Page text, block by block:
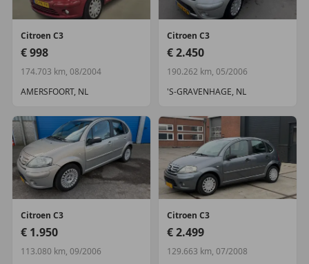
Citroen C3
€ 998
174.703 km, 08/2004
AMERSFOORT, NL
Citroen C3
€ 2.450
190.262 km, 05/2006
'S-GRAVENHAGE, NL
Citroen C3
€ 1.950
113.080 km, 09/2006
Citroen C3
€ 2.499
129.663 km, 07/2008